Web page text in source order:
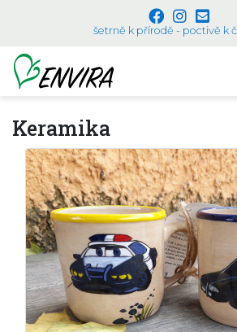
šetrně k přírodě - poctivě k
Keramika